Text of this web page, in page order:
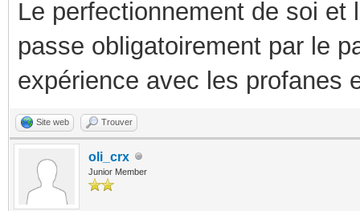
Le perfectionnement de soi
passe obligatoirement par le
expérience avec les profanes
Site web Trouver
oli_crx
Junior Member